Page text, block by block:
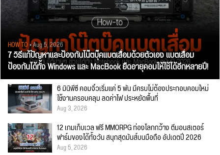
HOW TO• Aug 5, 2026
7 วิธีแก้ปัญหาและป้องกันโน๊ตบุ๊คแบตเสื่อมด้วยตัวเอง แบตเสื่อม
ป้องกันได้ทั้ง Windows และ MacBook ยืดอายุคอมให้ใช้ได้อีกหลายปี!
6 มินิพีซี คอมจิ๋วเริ่มแค่ 5 พัน มีครบไม่ต้องประกอบคอมใหม่
ใช้งานครอบคลุม ลดค่าไฟ ประหยัดพื้นที่
Aug 3, 2026
12 เกมเก็บเวล ฟรี MMORPG ท่องโลกกว้าง ตีมอนสเตอร์
ฟาร์มของได้ทั้งวัน สนุกสุดมันส์บนมือถือ อัปเดตปี 2026
Aug 5, 2026